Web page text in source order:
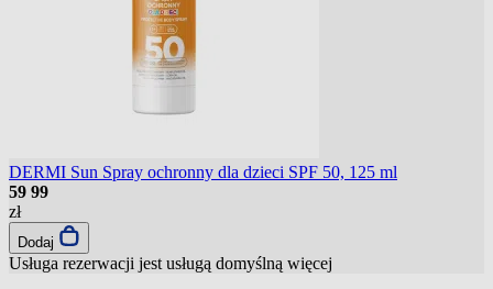
DERMI Sun Spray ochronny dla dzieci SPF 50, 125 ml
59 99
zł
Dodaj
Usługa rezerwacji jest usługą domyślną więcej